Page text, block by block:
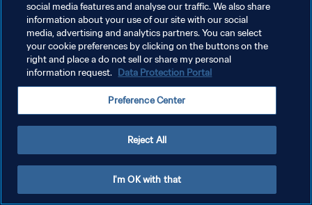
سياسة الخصوصية
إدارة تفضيلات ملفات تعريف الارتباط
social media features and analyse our traffic. We also share
information about your use of our site with our social
media, advertising and analytics partners. You can select
your cookie preferences by clicking on the buttons on the
right and place a do not sell or share my personal
information request. Data Protection Portal
Preference Center
Reject All
I'm OK with that